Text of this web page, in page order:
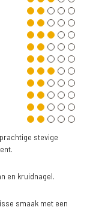
stevige
en kruidnagel.
smaak met een